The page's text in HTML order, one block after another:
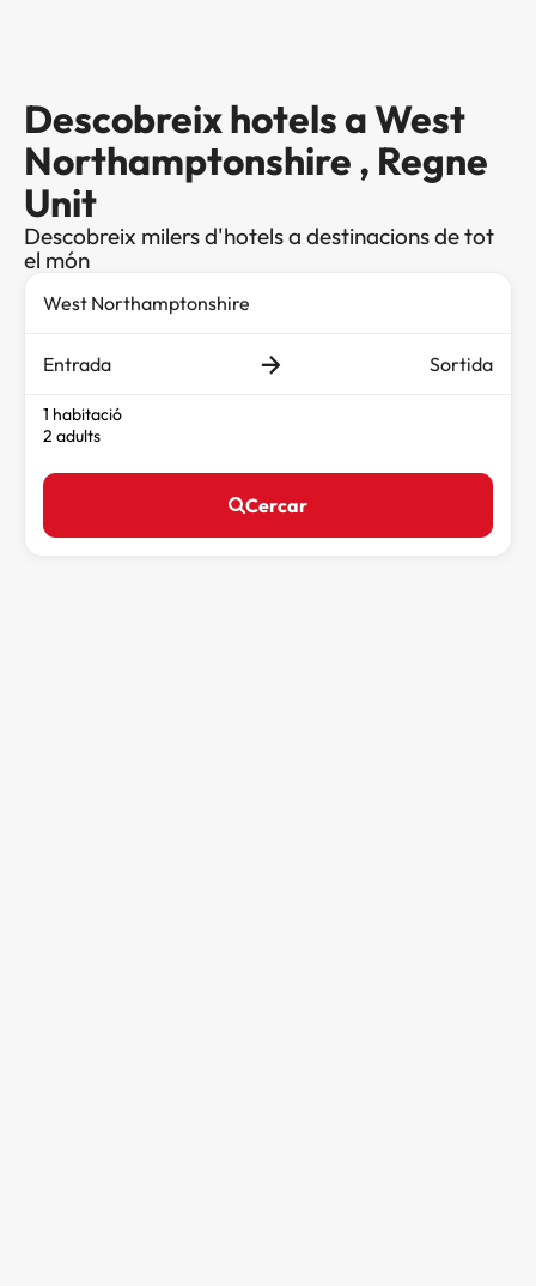
Descobreix hotels a West
Northamptonshire , Regne
Unit
Descobreix milers d'hotels a destinacions de tot
el món
Entrada Sortida
1 habitació
2 adults
Cercar